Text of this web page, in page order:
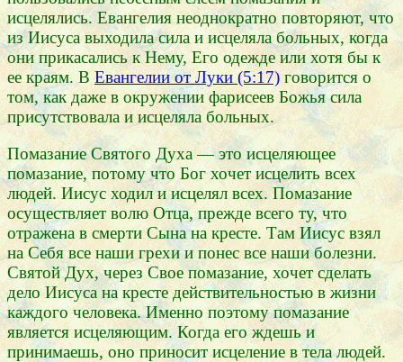
исцелялись. Евангелия неоднократно повторяют, что
из Иисуса выходила сила и исцеляла больных, когда
они прикасались к Нему, Его одежде или хотя бы к
ее краям. ВЕвангелии от Луки (5:17) говорится о
том, как даже в окружении фарисеев Божья сила
присутствовала и исцеляла больных.
Помазание Святого Духа — это исцеляющее
помазание, потому что Бог хочет исцелить всех
людей. Иисус ходил и исцелял всех. Помазание
осуществляет волю Отца, прежде всего ту, что
отражена в смерти Сына на кресте. Там Иисус взял
на Себя все наши грехи и понес все наши болезни.
Святой Дух, через Свое помазание, хочет сделать
дело Иисуса на кресте действительностью в жизни
каждого человека. Именно поэтому помазание
является исцеляющим. Когда его ждешь и
принимаешь, оно приносит исцеление в тела людей.